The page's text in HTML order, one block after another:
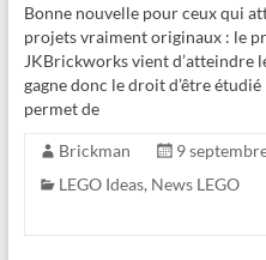
Bonne nouvelle pour ceux qui
projets vraiment originaux : le
JKBrickworks vient d’atteindre
gagne donc le droit d’être
permet de
Brickman
9
LEGO Ideas, News LEGO